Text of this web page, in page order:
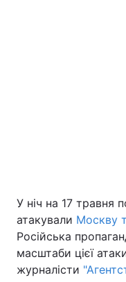
Україна
Економіка
Спорт
У ніч на 17 травня
атакували Москву
Російська
масштаби цієї
журналісти